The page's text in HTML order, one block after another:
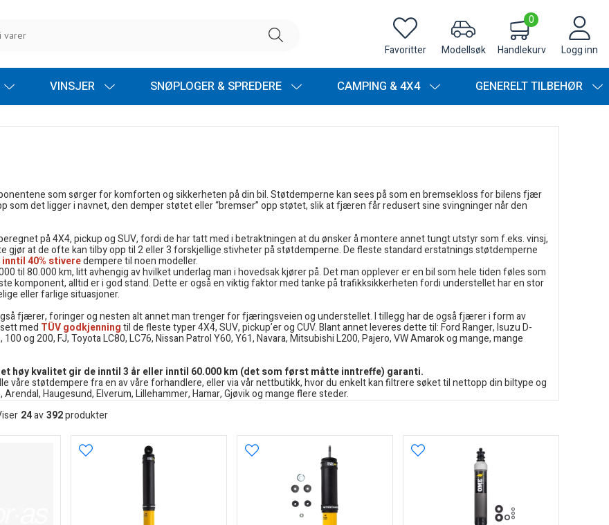
Favoritter Modellsøk
0
Handlekurv Logg inn
VINSJER SNØPLOGER & SPREDERE CAMPING & 4X4 GENERELT TILBEHØR
som sørger for komforten og sikkerheten på din bil. Støtdemperne kan sees på som en bremsekloss for bilens fjær
det ligger i navnet, den demper støtet eller “bremser” opp støtet, slik at fjæren får redusert sine svingninger når den
på 4X4, pickup og SUV, fordi de har tatt med i betraktningen at du ønsker å montere annet tungt utstyr som f.eks. vinsj,
gjør at de ofte kan tilby opp til 2 eller 3 forskjellige stivheter på støtdemperne. De fleste standard erstatnings støtdemperne
inntil 40% stiveredempere til noen modeller.
til 80.000 km, litt avhengig av hvilket underlag man i hovedsak kjører på. Det man opplever er en bil som hele tiden føles som
komponent, alltid er i god stand. Dette er også en viktig faktor med tanke på trafikksikkerheten fordi understellet har en stor
eller farlige situasjoner.
fjærer, foringer og nesten alt annet man trenger for fjæringsveien og understellet. I tillegg har de også fjærer i form av
med TÜV godkjenningtil de fleste typer 4X4, SUV, pickup’er og CUV. Blant annet leveres dette til: Ford Ranger, Isuzu D-
og 200, FJ, Toyota LC80, LC76, Nissan Patrol Y60, Y61, Navara, Mitsubishi L200, Pajero, VW Amarok og mange, mange
høy kvalitet gir de inntil 3 år eller inntil 60.000 km (det som først måtte inntreffe) garanti.
våre støtdempere fra en av våre forhandlere, eller via vår nettbutikk, hvor du enkelt kan filtrere søket til nettopp din biltype og
Haugesund, Elverum, Lillehammer, Hamar, Gjøvik og mange flere steder.
24av392produkter